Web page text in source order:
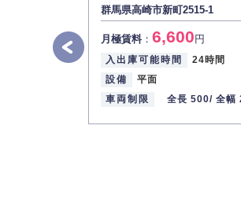
群馬県高崎市新町2515-1
月極賃料： 6,600円
入出庫可能時間
24時間
設備
平面
車両制限
全長 500/ 全幅